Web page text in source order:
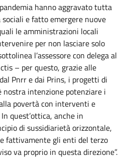
hanno aggravato tutta
e fatto emergere nuove
le amministrazioni locali
per non lasciare solo
l’assessore con delega al
– per questo, grazie alle
Pnrr e dai Prins, i progetti di
nostra intenzione potenziare i
povertà con interventi e
quest’ottica, anche in
di sussidiarietà orizzontale,
fattivamente gli enti del terzo
va proprio in questa direzione”.